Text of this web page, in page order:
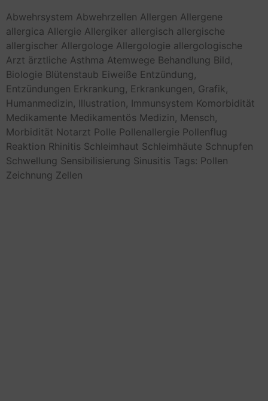
Abwehrsystem Abwehrzellen Allergen Allergene
allergica Allergie Allergiker allergisch allergische
allergischer Allergologe Allergologie allergologische
Arzt ärztliche Asthma Atemwege Behandlung Bild,
Biologie Blütenstaub Eiweiße Entzündung,
Entzündungen Erkrankung, Erkrankungen, Grafik,
Humanmedizin, Illustration, Immunsystem Komorbidität
Medikamente Medikamentös Medizin, Mensch,
Morbidität Notarzt Polle Pollenallergie Pollenflug
Reaktion Rhinitis Schleimhaut Schleimhäute Schnupfen
Schwellung Sensibilisierung Sinusitis Tags: Pollen
Zeichnung Zellen